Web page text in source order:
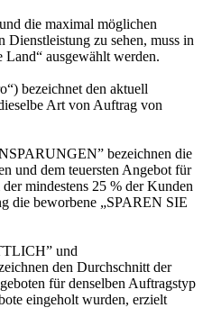
die maximal möglichen
Dienstleistung zu sehen, muss in
Land“ ausgewählt werden.
bezeichnet den aktuell
Art von Auftrag von
bezeichnen die
und dem teuersten Angebot für
mindestens 25 % der Kunden
die beworbene „SPAREN SIE
und
den Durchschnitt der
für denselben Auftragstyp
eingeholt wurden, erzielt